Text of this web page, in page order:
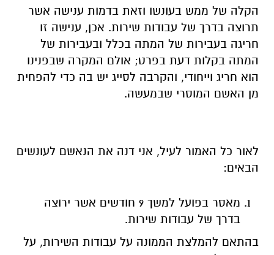
הקלה של ממש בעונשו וזאת בדמות ענישה אשר
תרוצה בדרך של עבודות שירות. אכן, ענישה זו
חריגה בעבירות של המתה בכלל ובעבירות של
המתה בקלות דעת בפרט; אולם המקרה שבפנינו
הוא חריג וייחודי, והקרבה לסייג יש בה כדי להפחית
מן האשם המוסרי שבמעשה.
לאור כל האמור לעיל, אני דנה את הנאשם לעונשים
הבאים:
מאסר בפועל למשך 9 חודשים אשר ירוצה
בדרך של עבודות שירות.
בהתאם להמלצת הממונה על עבודות השירות, על